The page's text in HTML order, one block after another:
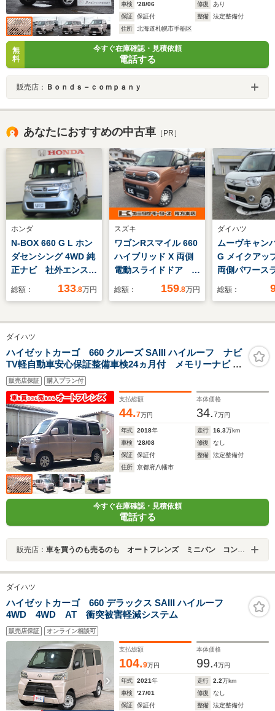
車検
'28/06 修復
あり
保証
保証付 整備
法定整備付
住所
北海道札幌市手稲区
無
料
今すぐ在庫確認・見積依頼
電話する
販売店： Ｂｏｎｄｓ－ｃｏｍｐａｎｙ
あなたにおすすめの中古車 ［PR］
ホンダ
N-BOX 660 G L ホン
ダセンシング 4WD 純
正ナビ 社外エンス
タ リアカメラ 夏冬
総額： 133.8万円
スズキ
ワゴンRスマイル 660
ハイブリッド X 両側
電動スライドドア ク
リアランスソナー オ
ト 衝突被害軽減シス
LEDヘッドランプ ス
マートキー アイドリ
納ミラー
総額： 159.8万円
ダイハツ
ムーヴキャン
G メイクアッ
両側パワース
ア/純正メモ
カメラ/ドライ
個/保/取
総額：
ダイハツ
ハイゼットカーゴ 660 クルーズ SAIII ハイルーフ ナビ
TV軽自動車安心保証整備車検24ヵ月付 メモリーナビ フ
ルセグTV 4速オートマチック レーダーブレーキサポート
キープレーンアシスト アイドリングストップ エコアイド
ル 両側スライドドア 車検整備付
販売店保証 購入プラン付
支払総額
44.7万円
本体価格
34.7万円
年式 2018年 走行 16.3万km
車検
'28/08 修復
なし
保証
保証付 整備
法定整備付
住所
京都府八幡市
今すぐ在庫確認・見積依頼
電話する
販売店： 車を買うのも売るのも オートフレンズ ミニバン コンパクト 軽自動車 新車 未使用車 安心販売 高額買取 安心車検 安心整備専門店
ダイハツ
ハイゼットカーゴ 660 デラックス SAIII ハイルーフ
4WD 4WD AT 衝突被害軽減システム
販売店保証 オンライン相談可
支払総額
104.9万円
本体価格
99.4万円
年式 2021年 走行 2.2万km
車検
'27/01 修復
なし
保証
保証付 整備
法定整備付